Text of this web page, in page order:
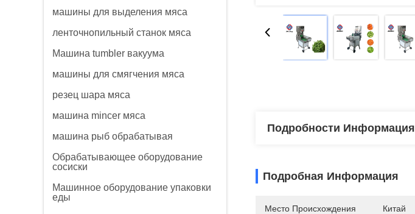
машины для выделения мяса
ленточнопильный станок мяса
Машина tumbler вакуума
машины для смягчения мяса
резец шара мяса
машина mincer мяса
машина рыб обрабатывая
Обрабатывающее оборудование
сосиски
Машинное оборудование упаковки
еды
Подробности Информация
Подробная Информация
Место Происхождения Китай